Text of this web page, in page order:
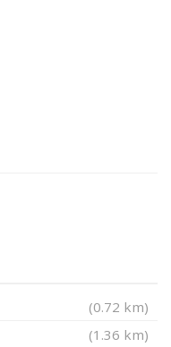
(0.72 km)
(1.36 km)